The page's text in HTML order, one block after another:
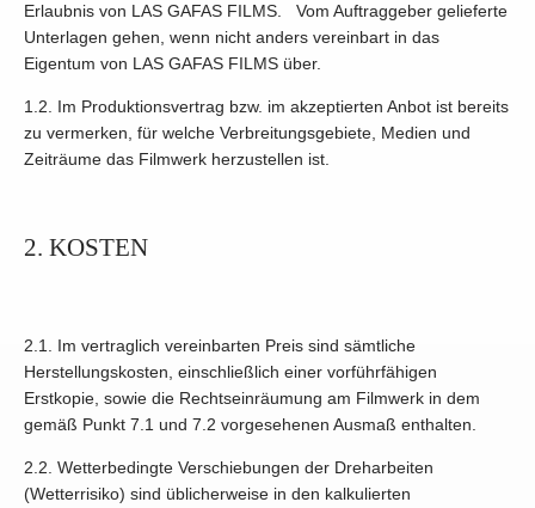
Erlaubnis von LAS GAFAS FILMS. Vom Auftraggeber gelieferte
Unterlagen gehen, wenn nicht anders vereinbart in das
Eigentum von LAS GAFAS FILMS über.
1.2. Im Produktionsvertrag bzw. im akzeptierten Anbot ist bereits
zu vermerken, für welche Verbreitungsgebiete, Medien und
Zeiträume das Filmwerk herzustellen ist.
2. KOSTEN
2.1. Im vertraglich vereinbarten Preis sind sämtliche
Herstellungskosten, einschließlich einer vorführfähigen
Erstkopie, sowie die Rechtseinräumung am Filmwerk in dem
gemäß Punkt 7.1 und 7.2 vorgesehenen Ausmaß enthalten.
2.2. Wetterbedingte Verschiebungen der Dreharbeiten
(Wetterrisiko) sind üblicherweise in den kalkulierten